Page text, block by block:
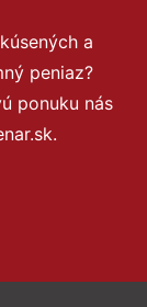
a
peniaz?
ponuku nás